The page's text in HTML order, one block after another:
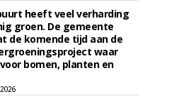
heeft veel verharding
groen. De gemeente
de komende tijd aan de
waar
bomen, planten en